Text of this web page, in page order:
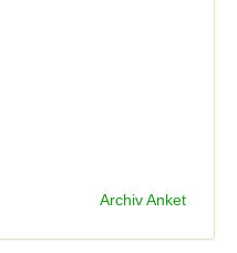
Archiv Anket